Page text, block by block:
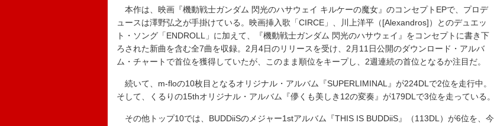
本作は、映画『機動戦士ガンダム 閃光のハサウェイ キルケーの魔女』のコンセプトEPで、プロデ
ュースは澤野弘之が手掛けている。映画挿入歌「CIRCE」、川上洋平（[Alexandros]）とのデュエッ
ト・ソング「ENDROLL」に加えて、『機動戦士ガンダム 閃光のハサウェイ』をコンセプトに書き下
ろされた新曲を含む全7曲を収録。2月4日のリリースを受け、2月11日公開のダウンロード・アルバ
ム・チャートで首位を獲得していたが、このまま順位をキープし、2週連続の首位となるか注目だ。
続いて、m-floの10枚目となるオリジナル・アルバム『SUPERLIMINAL』が224DLで2位を走行中。
そして、くるりの15thオリジナル・アルバム『儚くも美しき12の変奏』が179DLで3位を走っている。
その他トップ10では、BUDDiiSのメジャー1stアルバム『THIS IS BUDDiiS』（113DL）が6位を、今